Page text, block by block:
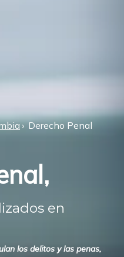
Derecho Penal
en
los delitos y las penas,